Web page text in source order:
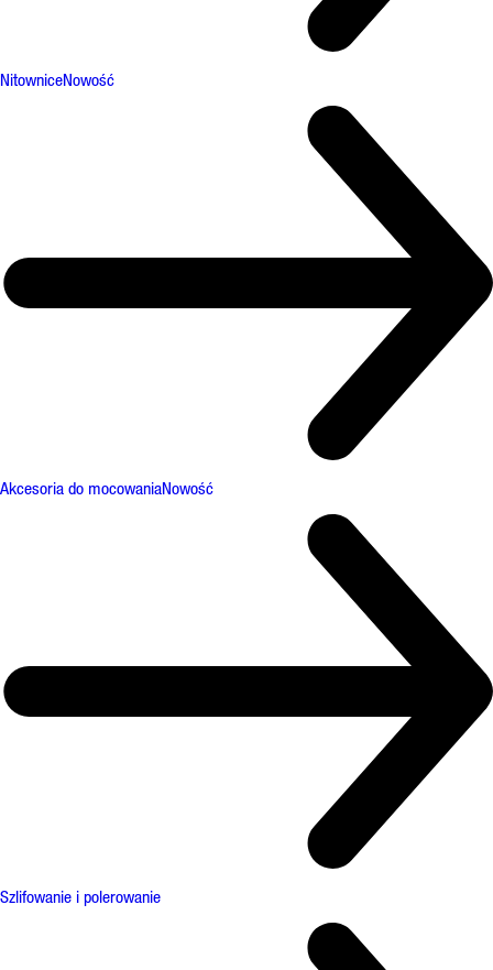
NitowniceNowość
Akcesoria do mocowaniaNowość
Szlifowanie i polerowanie